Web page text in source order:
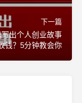
下一篇
出个人创业故事
钱？5分钟教会你